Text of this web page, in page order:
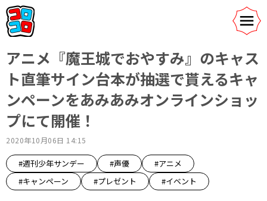
アニメ『魔王城でおやすみ』のキャス
ト直筆サイン台本が抽選で貰えるキャ
ンペーンをあみあみオンラインショッ
プにて開催！
2020年10月06日 14:15
#週刊少年サンデー #声優
#アニメ
#キャンペーン
#プレゼント #イベント